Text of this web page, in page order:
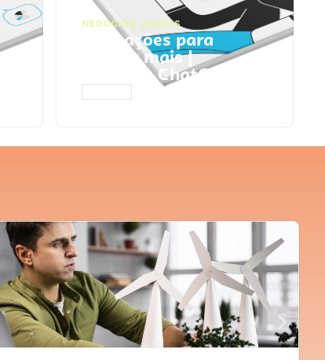
NEGÓCIOS, VENDAS
Faça ações para
vender mais |
Prompts ChatGPT